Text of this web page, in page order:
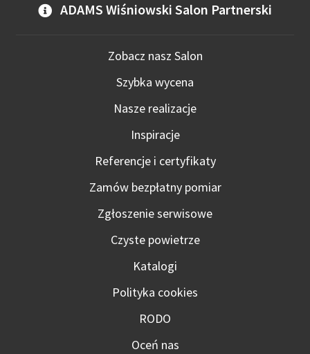
ADAMS Wiśniowski Salon Partnerski
Zobacz nasz Salon
Szybka wycena
Nasze realizacje
Inspiracje
Referencje i certyfikaty
Zamów bezpłatny pomiar
Zgłoszenie serwisowe
Czyste powietrze
Katalogi
Polityka cookies
RODO
Oceń nas